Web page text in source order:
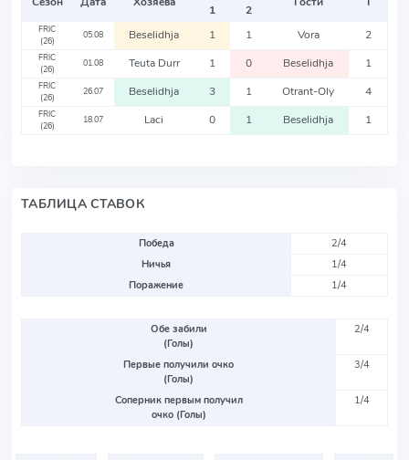
1
2
FRIC
(26)
05.08 Beselidhja 1 1 Vora 2
FRIC
(26)
01.08 Teuta Durr 1 0 Beselidhja 1
FRIC
(26)
26.07 Beselidhja 3 1 Otrant-Oly 4
FRIC
(26)
18.07 Laci 0 1 Beselidhja 1
ТАБЛИЦА СТАВОК
Победа
2/4
Ничья
1/4
Поражение
1/4
Обе забили
(Голы)
2/4
Первые получили очко
(Голы)
3/4
Соперник первым получил
очко (Голы)
1/4